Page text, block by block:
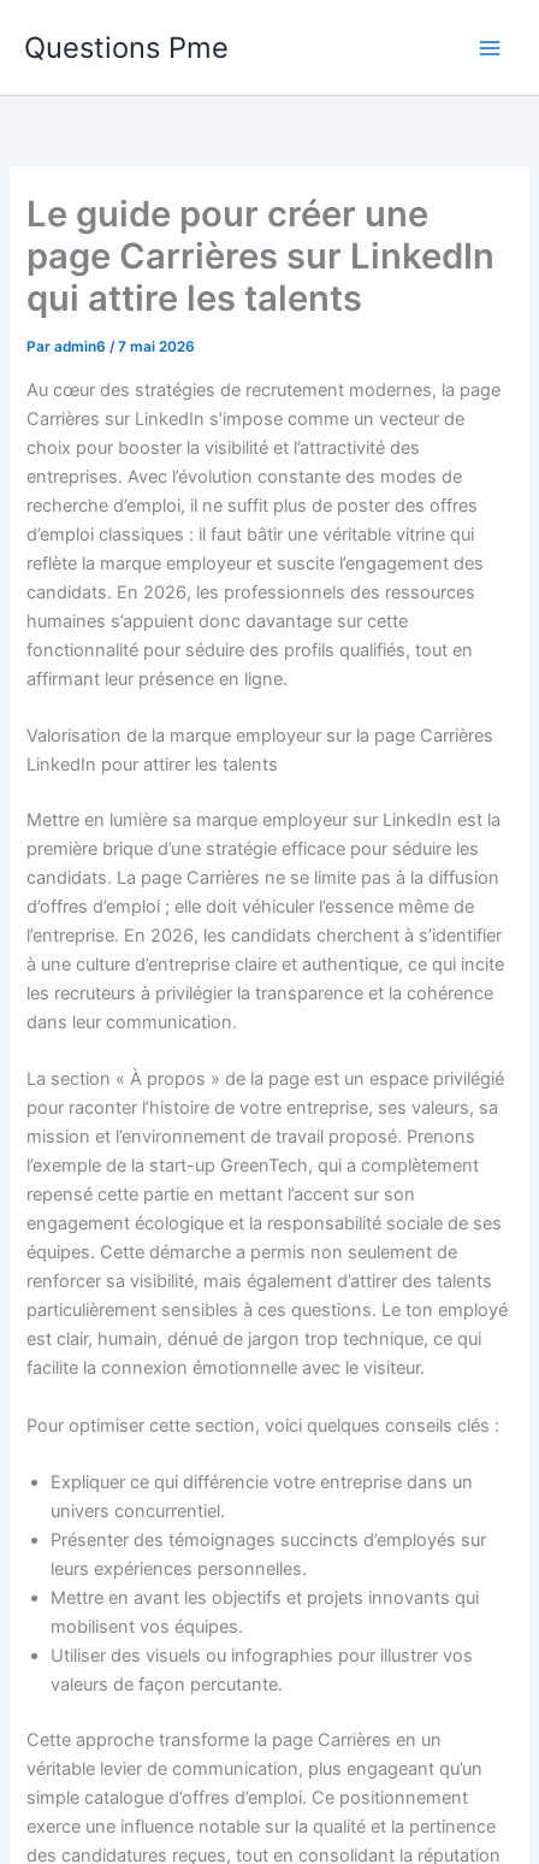
Questions Pme
Le guide pour créer une
page Carrières sur LinkedIn
qui attire les talents
Paradmin6/7 mai 2026
Au cœur des stratégies de recrutement modernes, la page
Carrières sur LinkedIn s’impose comme un vecteur de
choix pour booster la visibilité et l’attractivité des
entreprises. Avec l’évolution constante des modes de
recherche d’emploi, il ne suffit plus de poster des offres
d’emploi classiques : il faut bâtir une véritable vitrine qui
reflète la marque employeur et suscite l’engagement des
candidats. En 2026, les professionnels des ressources
humaines s’appuient donc davantage sur cette
fonctionnalité pour séduire des profils qualifiés, tout en
affirmant leur présence en ligne.
Valorisation de la marque employeur sur la page Carrières
LinkedIn pour attirer les talents
Mettre en lumière sa marque employeur sur LinkedIn est la
première brique d’une stratégie efficace pour séduire les
candidats. La page Carrières ne se limite pas à la diffusion
d’offres d’emploi ; elle doit véhiculer l’essence même de
l’entreprise. En 2026, les candidats cherchent à s’identifier
à une culture d’entreprise claire et authentique, ce qui incite
les recruteurs à privilégier la transparence et la cohérence
dans leur communication.
La section « À propos » de la page est un espace privilégié
pour raconter l’histoire de votre entreprise, ses valeurs, sa
mission et l’environnement de travail proposé. Prenons
l’exemple de la start-up GreenTech, qui a complètement
repensé cette partie en mettant l’accent sur son
engagement écologique et la responsabilité sociale de ses
équipes. Cette démarche a permis non seulement de
renforcer sa visibilité, mais également d’attirer des talents
particulièrement sensibles à ces questions. Le ton employé
est clair, humain, dénué de jargon trop technique, ce qui
facilite la connexion émotionnelle avec le visiteur.
Pour optimiser cette section, voici quelques conseils clés :
Expliquer ce qui différencie votre entreprise dans un
univers concurrentiel.
Présenter des témoignages succincts d’employés sur
leurs expériences personnelles.
Mettre en avant les objectifs et projets innovants qui
mobilisent vos équipes.
Utiliser des visuels ou infographies pour illustrer vos
valeurs de façon percutante.
Cette approche transforme la page Carrières en un
véritable levier de communication, plus engageant qu’un
simple catalogue d’offres d’emploi. Ce positionnement
exerce une influence notable sur la qualité et la pertinence
des candidatures reçues, tout en consolidant la réputation